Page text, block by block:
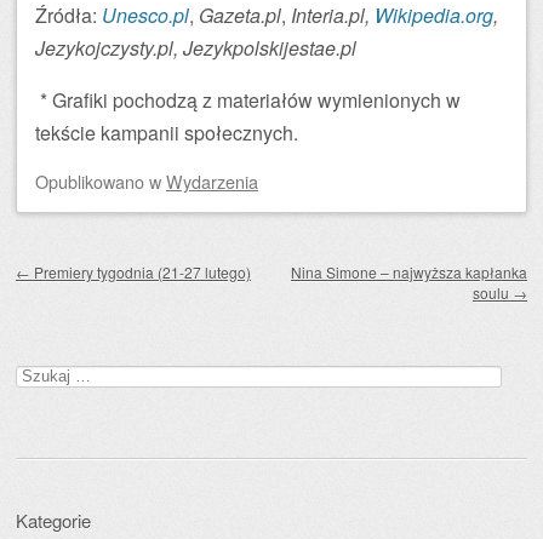
Źródła: Unesco.pl, Gazeta.pl, Interia.pl, Wikipedia.org,
Jezykojczysty.pl, Jezykpolskijestae.pl
* Grafiki pochodzą z materiałów wymienionych w
tekście kampanii społecznych.
OpublikowanowWydarzenia
← Premiery tygodnia (21-27 lutego)
Nina Simone – najwyższa kapłanka
soulu →
Szukaj:
Kategorie